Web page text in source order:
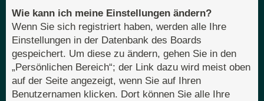
Wie kann ich meine Einstellungen ändern?
Wenn Sie sich registriert haben, werden alle Ihre
Einstellungen in der Datenbank des Boards
gespeichert. Um diese zu ändern, gehen Sie in den
„Persönlichen Bereich“; der Link dazu wird meist oben
auf der Seite angezeigt, wenn Sie auf Ihren
Benutzernamen klicken. Dort können Sie alle Ihre